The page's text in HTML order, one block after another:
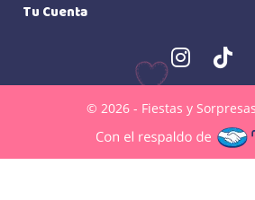
Tu Cuenta
© 2026 - Fiestas y